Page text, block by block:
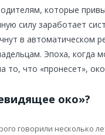
которые
силу заработает
в автоматическом
Эпоха, когда
то, что «пронесет»,
око»?
говорили несколько